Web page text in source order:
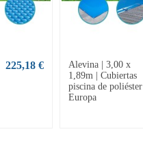
225,18 €
Alevina | 3,00 x
1,89m | Cubiertas
piscina de poliéster
Europa